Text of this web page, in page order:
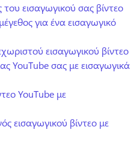
εισαγωγικού σας βίντεο
για ένα εισαγωγικό
εισαγωγικού βίντεο
YouTube σας με εισαγωγικά
YouTube με
εισαγωγικού βίντεο με